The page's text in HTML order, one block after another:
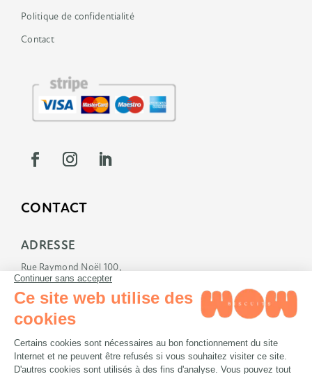
Politique de confidentialité
Contact
CONTACT
ADRESSE
Rue Raymond Noël 100,
5170 Profondeville
E-MAIL
info@wowbiscuits.com